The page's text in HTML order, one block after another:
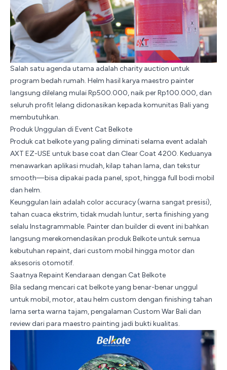
Salah satu agenda utama adalah charity auction untuk
program bedah rumah. Helm hasil karya maestro painter
langsung dilelang mulai Rp500.000, naik per Rp100.000, dan
seluruh profit lelang didonasikan kepada komunitas Bali yang
membutuhkan.
Produk Unggulan di Event Cat Belkote
Produk cat belkote yang paling diminati selama event adalah
AXT EZ-USE untuk base coat dan Clear Coat 4200. Keduanya
menawarkan aplikasi mudah, kilap tahan lama, dan tekstur
smooth—bisa dipakai pada panel, spot, hingga full bodi mobil
dan helm.
Keunggulan lain adalah color accuracy (warna sangat presisi),
tahan cuaca ekstrim, tidak mudah luntur, serta finishing yang
selalu Instagrammable. Painter dan builder di event ini bahkan
langsung merekomendasikan produk Belkote untuk semua
kebutuhan repaint, dari custom mobil hingga motor dan
aksesoris otomotif.
Saatnya Repaint Kendaraan dengan Cat Belkote
Bila sedang mencari cat belkote yang benar-benar unggul
untuk mobil, motor, atau helm custom dengan finishing tahan
lama serta warna tajam, pengalaman Custom War Bali dan
review dari para maestro painting jadi bukti kualitas.